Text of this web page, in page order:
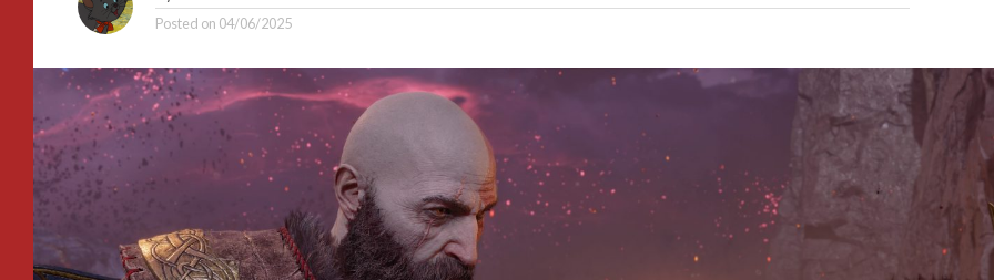
Posted on 04/06/2025